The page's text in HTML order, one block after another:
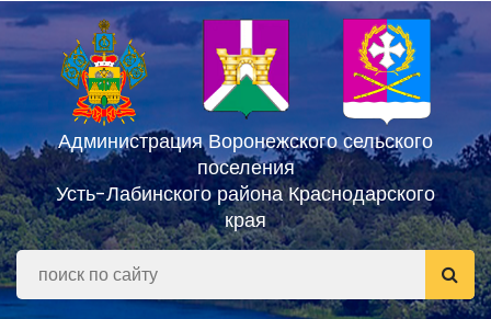
Администрация Воронежского сельского
поселения
Усть-Лабинского района Краснодарского
края